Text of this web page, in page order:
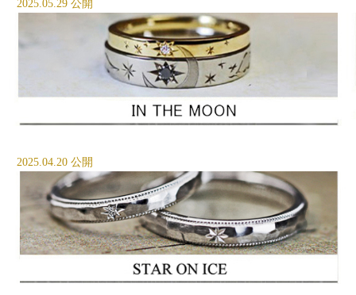
2025.05.29 公開
2025.04.20 公開